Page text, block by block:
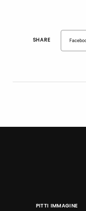
SHARE
PITTI IMMAGINE